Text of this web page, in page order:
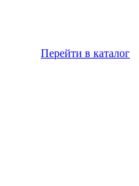
Перейти в каталог